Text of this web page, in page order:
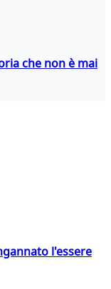
che non è mai
l'essere